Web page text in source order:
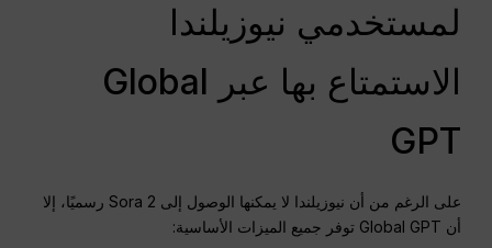
لمستخدمي نيوزيلندا
الاستمتاع بها عبر Global
GPT
على الرغم من أن نيوزيلندا لا يمكنها الوصول إلى Sora 2 رسميًا، إلا
أن Global GPT توفر جميع الميزات الأساسية: